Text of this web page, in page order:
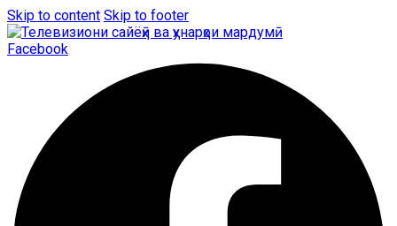
Skip to content Skip to footer
Facebook